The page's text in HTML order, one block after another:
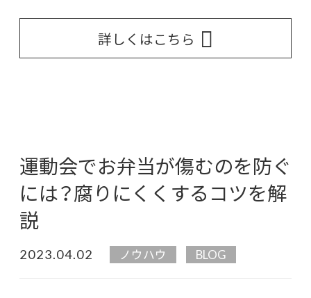
詳しくはこちら
運動会でお弁当が傷むのを防ぐ
には？腐りにくくするコツを解
説
2023.04.02 ノウハウ BLOG